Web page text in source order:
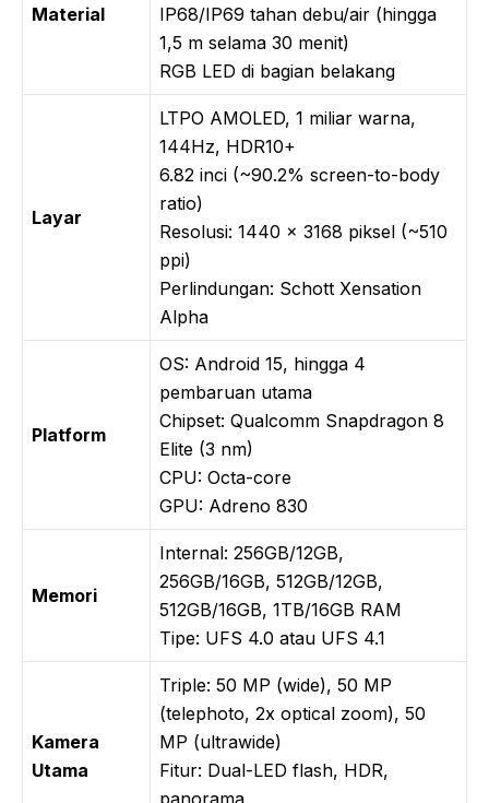
Material
IP68/IP69 tahan debu/air (hingga
1,5 m selama 30 menit)
RGB LED di bagian belakang
Layar
LTPO AMOLED, 1 miliar warna,
144Hz, HDR10+
6.82 inci (~90.2% screen-to-body
ratio)
Resolusi: 1440 x 3168 piksel (~510
ppi)
Perlindungan: Schott Xensation
Alpha
Platform
OS: Android 15, hingga 4
pembaruan utama
Chipset: Qualcomm Snapdragon 8
Elite (3 nm)
CPU: Octa-core
GPU: Adreno 830
Memori
Internal: 256GB/12GB,
256GB/16GB, 512GB/12GB,
512GB/16GB, 1TB/16GB RAM
Tipe: UFS 4.0 atau UFS 4.1
Kamera
Utama
Triple: 50 MP (wide), 50 MP
(telephoto, 2x optical zoom), 50
MP (ultrawide)
Fitur: Dual-LED flash, HDR,
panorama